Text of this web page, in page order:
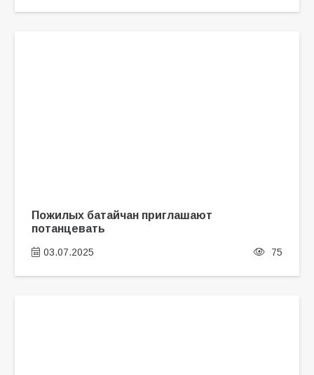
Пожилых батайчан приглашают
потанцевать
03.07.2025 75